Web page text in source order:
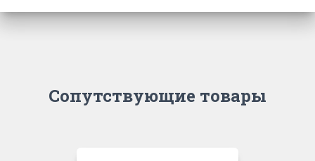
Сопутствующие товары